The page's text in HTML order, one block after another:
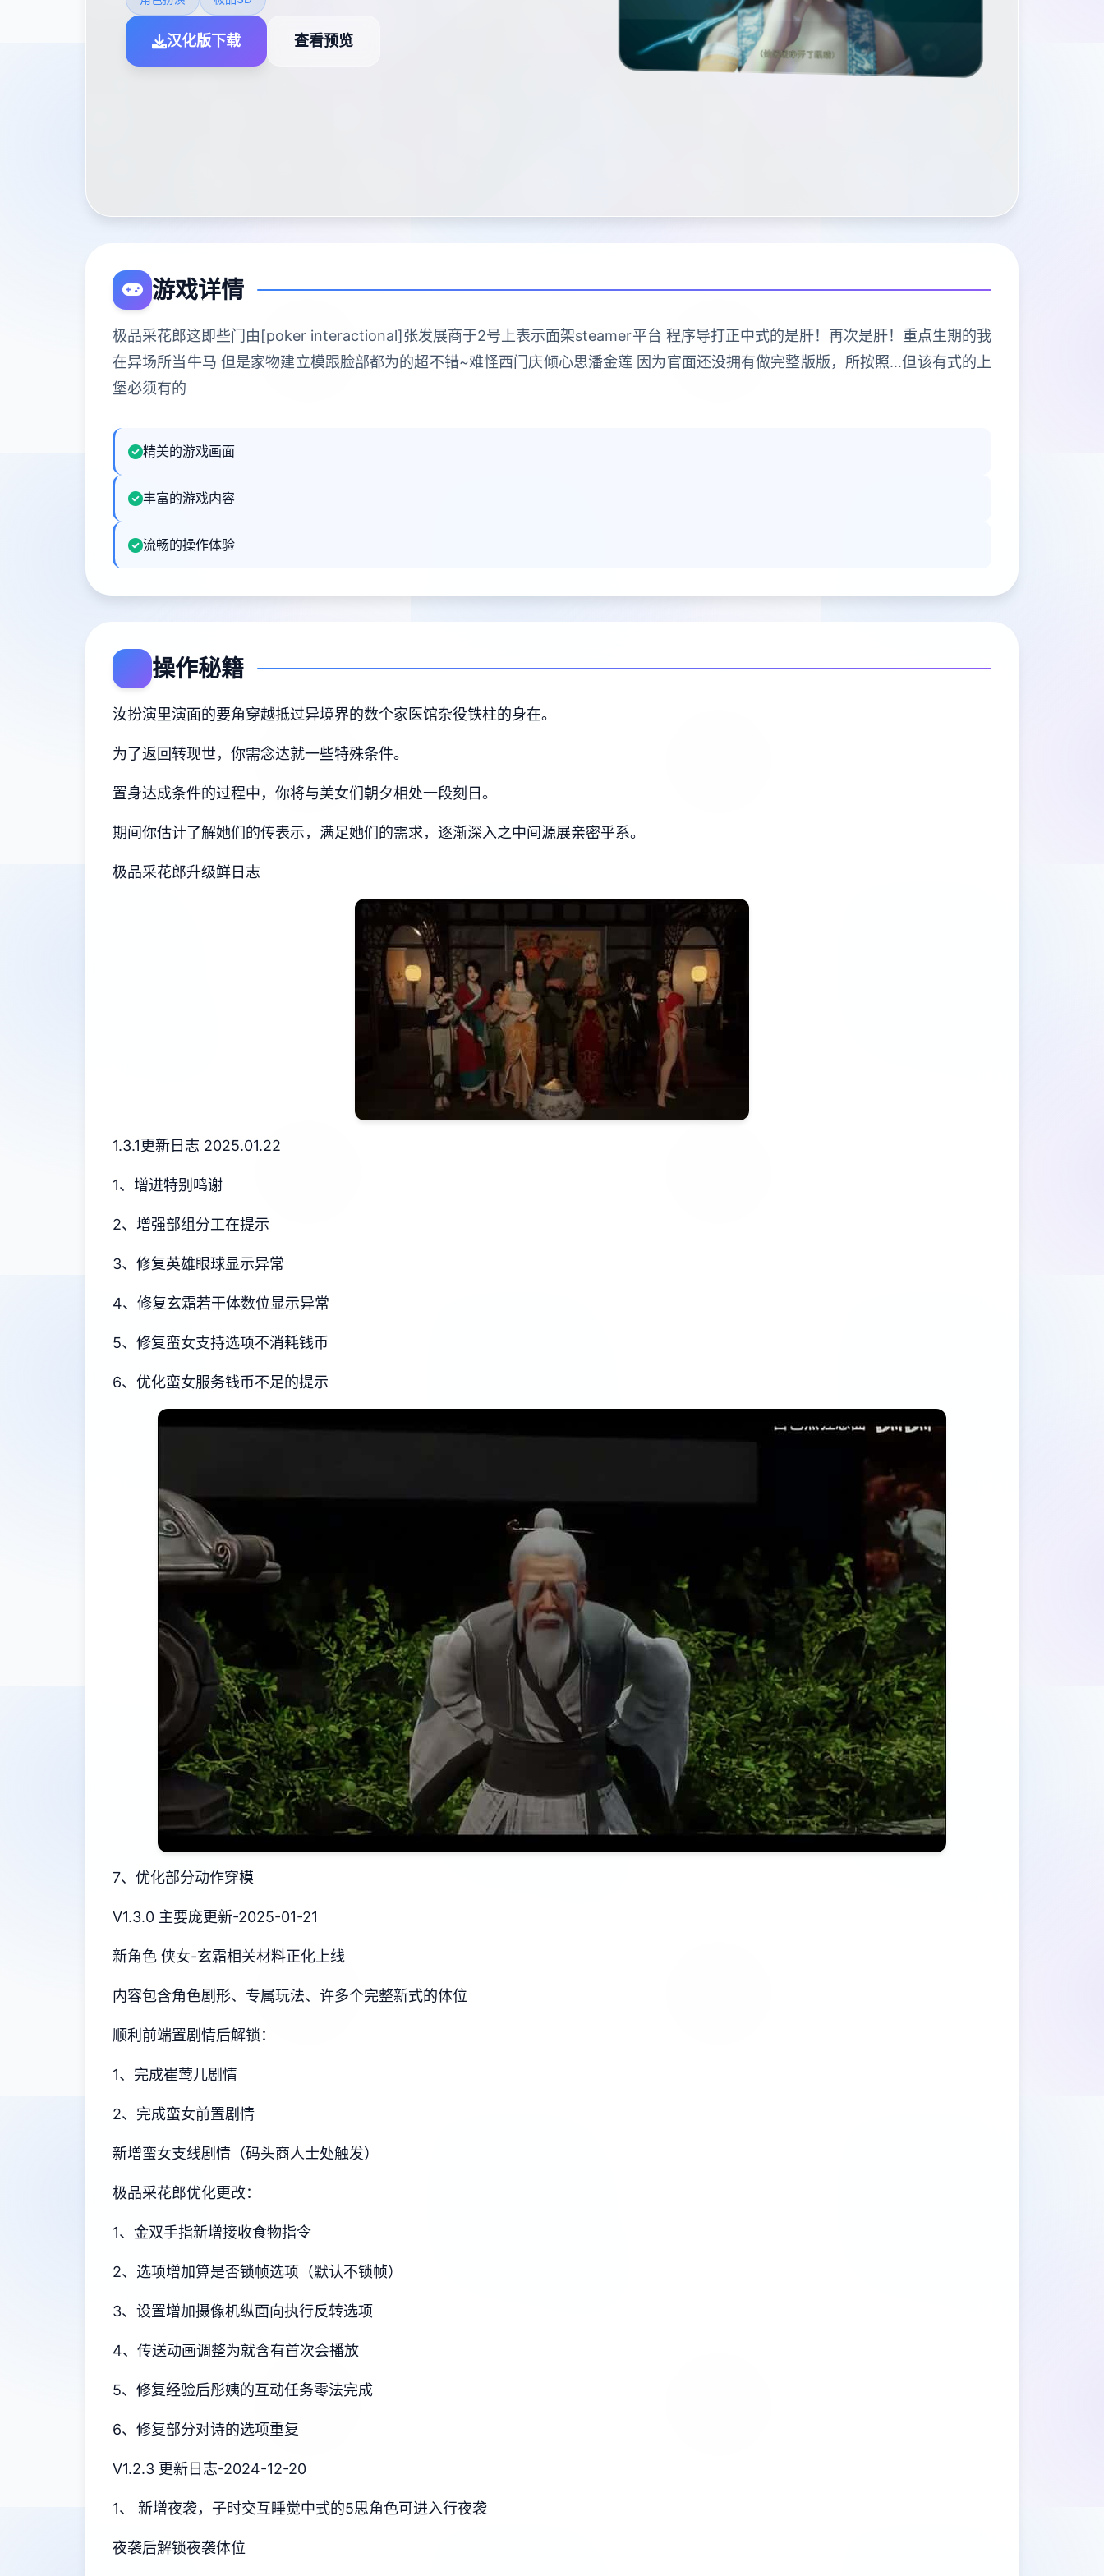
汉化版下载 查看预览
游戏详情
极品采花郎这即些门由[poker interactional]张发展商于2号上表示面架steamer平台 程序导打正中式的是肝！再次是肝！重点生期的我
在异场所当牛马 但是家物建立模跟脸部都为的超不错~难怪西门庆倾心思潘金莲 因为官面还没拥有做完整版版，所按照…但该有式的上
堡必须有的
精美的游戏画面
丰富的游戏内容
流畅的操作体验
操作秘籍
汝扮演里演面的要角穿越抵过异境界的数个家医馆杂役铁柱的身在。
为了返回转现世，你需念达就一些特殊条件。
置身达成条件的过程中， 你将与美女们朝夕相处一段刻日。
期间你估计了解她们的传表示，满足她们的需求，逐渐深入之中间源展亲密乎系。
极品采花郎升级鲜日志
1.3.1更新日志 2025.01.22
1、增进特别鸣谢
2、增强部组分工在提示
3、修复英雄眼球显示异常
4、修复玄霜若干体数位显示异常
5、修复蛮女支持选项不消耗钱币
6、优化蛮女服务钱币不足的提示
7、优化部分动作穿模
V1.3.0 主要庞更新-2025-01-21
新角色 侠女-玄霜相关材料正化上线
内容包含角色剧形、专属玩法、许多个完整新式的体位
顺利前端置剧情后解锁：
1、完成崔莺儿剧情
2、完成蛮女前置剧情
新增蛮女支线剧情（码头商人士处触发）
极品采花郎优化更改：
1、金双手指新增接收食物指令
2、选项增加算是否锁帧选项（默认不锁帧）
3、设置增加摄像机纵面向执行反转选项
4、传送动画调整为就含有首次会播放
5、修复经验后彤姨的互动任务零法完成
6、修复部分对诗的选项重复
V1.2.3 更新日志-2024-12-20
1、 新增夜袭，子时交互睡觉中式的5思角色可进入行夜袭
夜袭后解锁夜袭体位